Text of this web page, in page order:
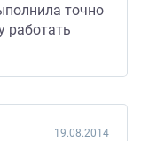
точно
работать
19.08.2014